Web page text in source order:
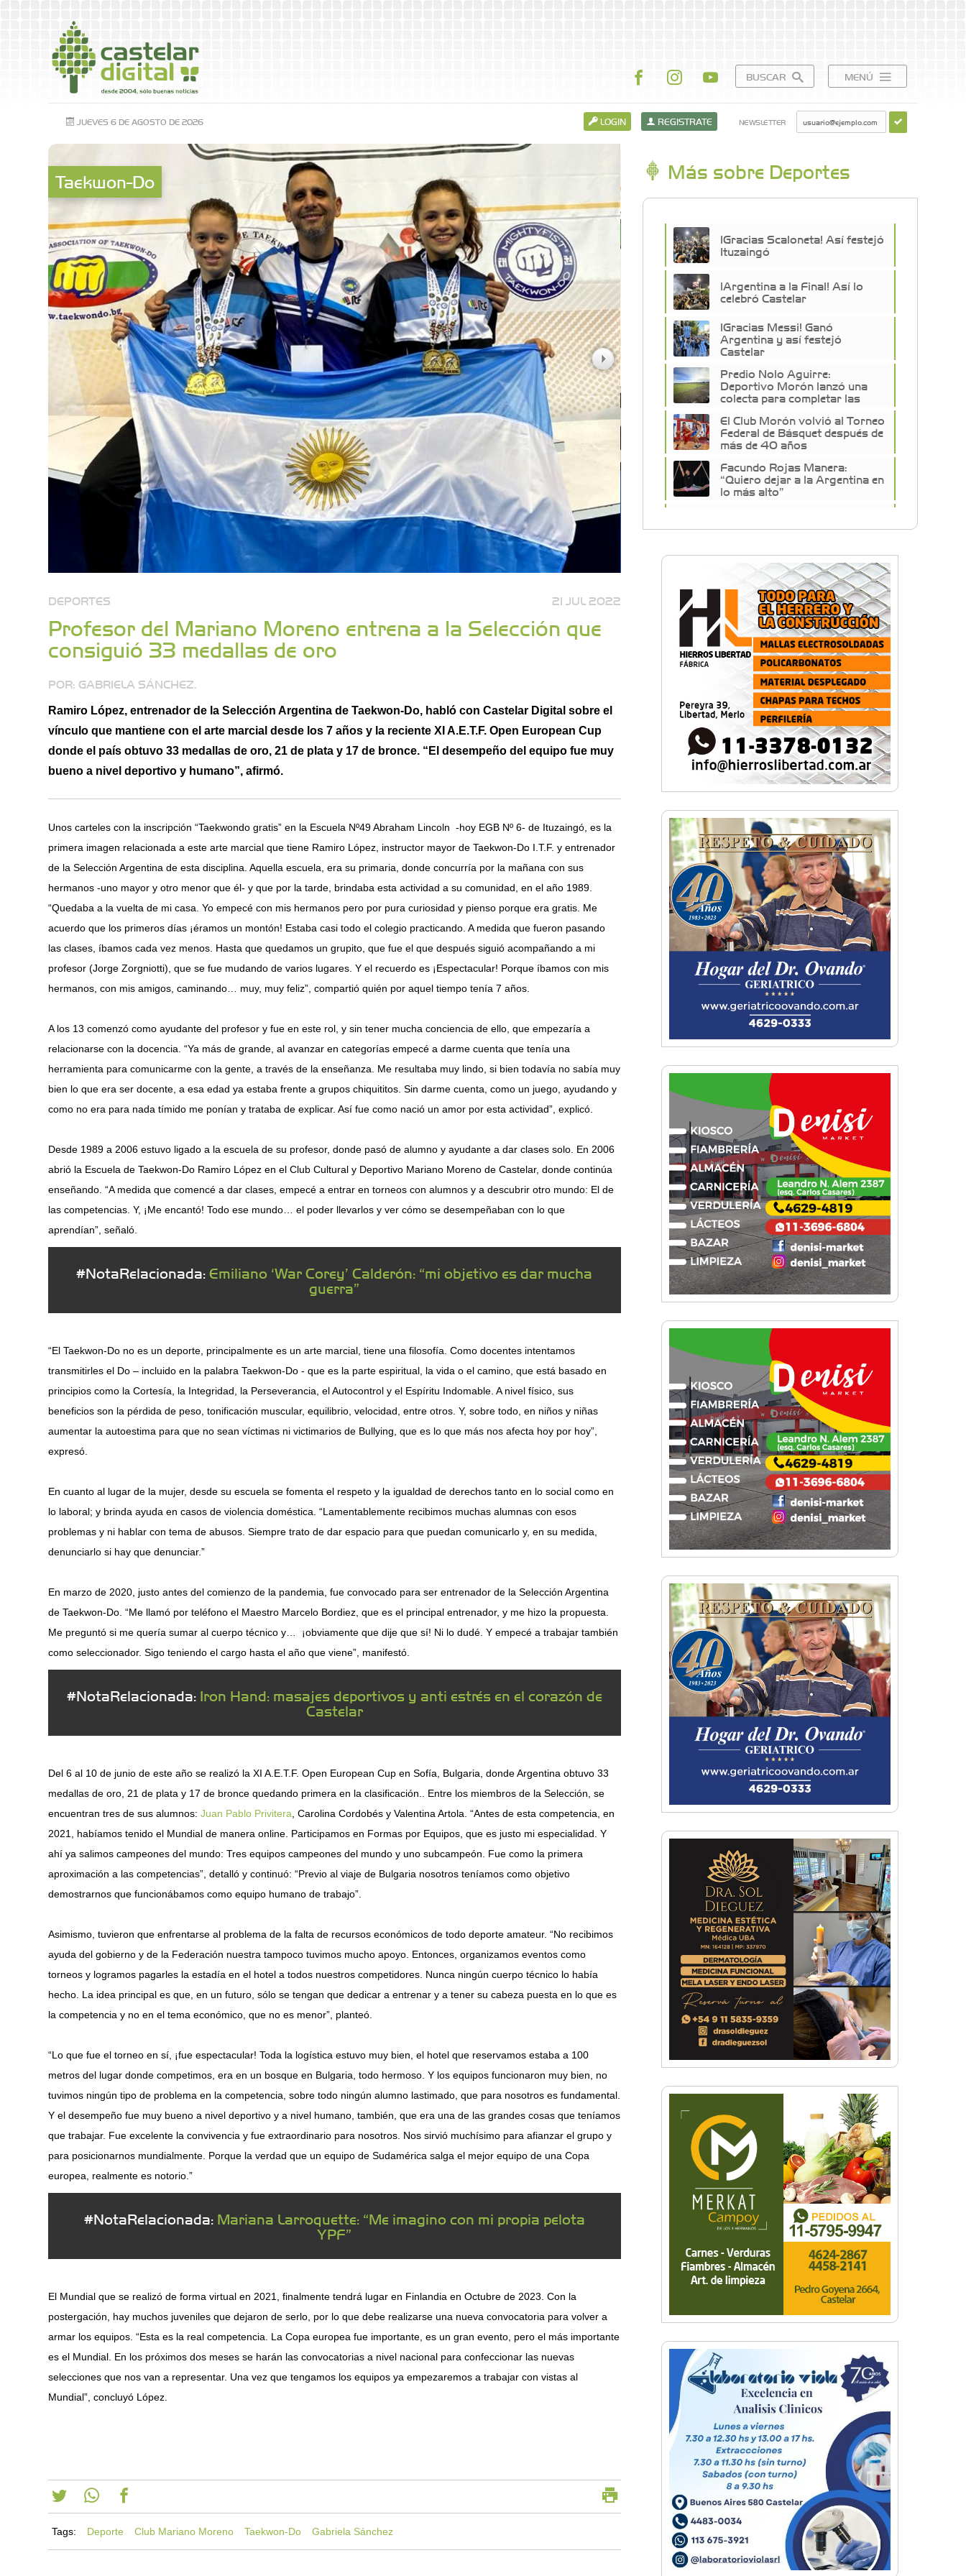
BUSCAR MENÚ
JUEVES 6 DE AGOSTO DE 2026 LOGIN REGISTRATE NEWSLETTER
Taekwon-Do
DEPORTES 21 JUL 2022
Profesor del Mariano Moreno entrena a la Selección que
consiguió 33 medallas de oro
POR: GABRIELA SÁNCHEZ.
Ramiro López, entrenador de la Selección Argentina de Taekwon-Do, habló con Castelar Digital sobre el
vínculo que mantiene con el arte marcial desde los 7 años y la reciente XI A.E.T.F. Open European Cup
donde el país obtuvo 33 medallas de oro, 21 de plata y 17 de bronce. “El desempeño del equipo fue muy
bueno a nivel deportivo y humano”, afirmó.
Unos carteles con la inscripción “Taekwondo gratis” en la Escuela Nº49 Abraham Lincoln -hoy EGB Nº 6- de Ituzaingó, es la
primera imagen relacionada a este arte marcial que tiene Ramiro López, instructor mayor de Taekwon-Do I.T.F. y entrenador
de la Selección Argentina de esta disciplina. Aquella escuela, era su primaria, donde concurría por la mañana con sus
hermanos -uno mayor y otro menor que él- y que por la tarde, brindaba esta actividad a su comunidad, en el año 1989.
“Quedaba a la vuelta de mi casa. Yo empecé con mis hermanos pero por pura curiosidad y pienso porque era gratis. Me
acuerdo que los primeros días ¡éramos un montón! Estaba casi todo el colegio practicando. A medida que fueron pasando
las clases, íbamos cada vez menos. Hasta que quedamos un grupito, que fue el que después siguió acompañando a mi
profesor (Jorge Zorgniotti), que se fue mudando de varios lugares. Y el recuerdo es ¡Espectacular! Porque íbamos con mis
hermanos, con mis amigos, caminando… muy, muy feliz”, compartió quién por aquel tiempo tenía 7 años.
A los 13 comenzó como ayudante del profesor y fue en este rol, y sin tener mucha conciencia de ello, que empezaría a
relacionarse con la docencia. “Ya más de grande, al avanzar en categorías empecé a darme cuenta que tenía una
herramienta para comunicarme con la gente, a través de la enseñanza. Me resultaba muy lindo, si bien todavía no sabía muy
bien lo que era ser docente, a esa edad ya estaba frente a grupos chiquititos. Sin darme cuenta, como un juego, ayudando y
como no era para nada tímido me ponían y trataba de explicar. Así fue como nació un amor por esta actividad”, explicó.
Desde 1989 a 2006 estuvo ligado a la escuela de su profesor, donde pasó de alumno y ayudante a dar clases solo. En 2006
abrió la Escuela de Taekwon-Do Ramiro López en el Club Cultural y Deportivo Mariano Moreno de Castelar, donde continúa
enseñando. “A medida que comencé a dar clases, empecé a entrar en torneos con alumnos y a descubrir otro mundo: El de
las competencias. Y, ¡Me encantó! Todo ese mundo… el poder llevarlos y ver cómo se desempeñaban con lo que
aprendían”, señaló.
#NotaRelacionada:Emiliano ‘War Corey’ Calderón: “mi objetivo es dar mucha
guerra”
“El Taekwon-Do no es un deporte, principalmente es un arte marcial, tiene una filosofía. Como docentes intentamos
transmitirles el Do – incluido en la palabra Taekwon-Do - que es la parte espiritual, la vida o el camino, que está basado en
principios como la Cortesía, la Integridad, la Perseverancia, el Autocontrol y el Espíritu Indomable. A nivel físico, sus
beneficios son la pérdida de peso, tonificación muscular, equilibrio, velocidad, entre otros. Y, sobre todo, en niños y niñas
aumentar la autoestima para que no sean víctimas ni victimarios de Bullying, que es lo que más nos afecta hoy por hoy”,
expresó.
En cuanto al lugar de la mujer, desde su escuela se fomenta el respeto y la igualdad de derechos tanto en lo social como en
lo laboral; y brinda ayuda en casos de violencia doméstica. “Lamentablemente recibimos muchas alumnas con esos
problemas y ni hablar con tema de abusos. Siempre trato de dar espacio para que puedan comunicarlo y, en su medida,
denunciarlo si hay que denunciar.”
En marzo de 2020, justo antes del comienzo de la pandemia, fue convocado para ser entrenador de la Selección Argentina
de Taekwon-Do. “Me llamó por teléfono el Maestro Marcelo Bordiez, que es el principal entrenador, y me hizo la propuesta.
Me preguntó si me quería sumar al cuerpo técnico y… ¡obviamente que dije que sí! Ni lo dudé. Y empecé a trabajar también
como seleccionador. Sigo teniendo el cargo hasta el año que viene”, manifestó.
#NotaRelacionada: Iron Hand: masajes deportivos y anti estrés en el corazón de
Castelar
Del 6 al 10 de junio de este año se realizó la XI A.E.T.F. Open European Cup en Sofía, Bulgaria, donde Argentina obtuvo 33
medallas de oro, 21 de plata y 17 de bronce quedando primera en la clasificación.. Entre los miembros de la Selección, se
encuentran tres de sus alumnos:Juan Pablo Privitera , Carolina Cordobés y Valentina Artola. “Antes de esta competencia, en
2021, habíamos tenido el Mundial de manera online. Participamos en Formas por Equipos, que es justo mi especialidad. Y
ahí ya salimos campeones del mundo: Tres equipos campeones del mundo y uno subcampeón. Fue como la primera
aproximación a las competencias”, detalló y continuó: “Previo al viaje de Bulgaria nosotros teníamos como objetivo
demostrarnos que funcionábamos como equipo humano de trabajo”.
Asimismo, tuvieron que enfrentarse al problema de la falta de recursos económicos de todo deporte amateur. “No recibimos
ayuda del gobierno y de la Federación nuestra tampoco tuvimos mucho apoyo. Entonces, organizamos eventos como
torneos y logramos pagarles la estadía en el hotel a todos nuestros competidores. Nunca ningún cuerpo técnico lo había
hecho. La idea principal es que, en un futuro, sólo se tengan que dedicar a entrenar y a tener su cabeza puesta en lo que es
la competencia y no en el tema económico, que no es menor”, planteó.
“Lo que fue el torneo en sí, ¡fue espectacular! Toda la logística estuvo muy bien, el hotel que reservamos estaba a 100
metros del lugar donde competimos, era en un bosque en Bulgaria, todo hermoso. Y los equipos funcionaron muy bien, no
tuvimos ningún tipo de problema en la competencia, sobre todo ningún alumno lastimado, que para nosotros es fundamental.
Y el desempeño fue muy bueno a nivel deportivo y a nivel humano, también, que era una de las grandes cosas que teníamos
que trabajar. Fue excelente la convivencia y fue extraordinario para nosotros. Nos sirvió muchísimo para afianzar el grupo y
para posicionarnos mundialmente. Porque la verdad que un equipo de Sudamérica salga el mejor equipo de una Copa
europea, realmente es notorio.”
#NotaRelacionada: Mariana Larroquette: “Me imagino con mi propia pelota
YPF”
El Mundial que se realizó de forma virtual en 2021, finalmente tendrá lugar en Finlandia en Octubre de 2023. Con la
postergación, hay muchos juveniles que dejaron de serlo, por lo que debe realizarse una nueva convocatoria para volver a
armar los equipos. “Esta es la real competencia. La Copa europea fue importante, es un gran evento, pero el más importante
es el Mundial. En los próximos dos meses se harán las convocatorias a nivel nacional para confeccionar las nuevas
selecciones que nos van a representar. Una vez que tengamos los equipos ya empezaremos a trabajar con vistas al
Mundial”, concluyó López.
Tags: Deporte Club Mariano Moreno Taekwon-Do Gabriela Sánchez
Más sobre Deportes
¡Gracias Scaloneta! Así festejó
Ituzaingó
¡Argentina a la Final! Así lo
celebró Castelar
¡Gracias Messi! Ganó
Argentina y así festejó
Castelar
Predio Nolo Aguirre:
Deportivo Morón lanzó una
colecta para completar las
El Club Morón volvió al Torneo
Federal de Básquet después de
más de 40 años
Facundo Rojas Manera:
“Quiero dejar a la Argentina en
lo más alto”
desconocida de los arcos del
Club Morón celebró sus 127
años con un fiestón
Fútbol, familia y solidaridad:
30 años del torneo de Ex
Alumnos del Colegio San José
de Morón
Bajo las estrellas: miles de
vecinos corrieron por Castelar
Norte
Morón corre de noche: llega la
primera edición del evento
atlético en Castelar
Carreras Legendarias reunió
autos, motos y aviones
históricos en Campo de Mayo